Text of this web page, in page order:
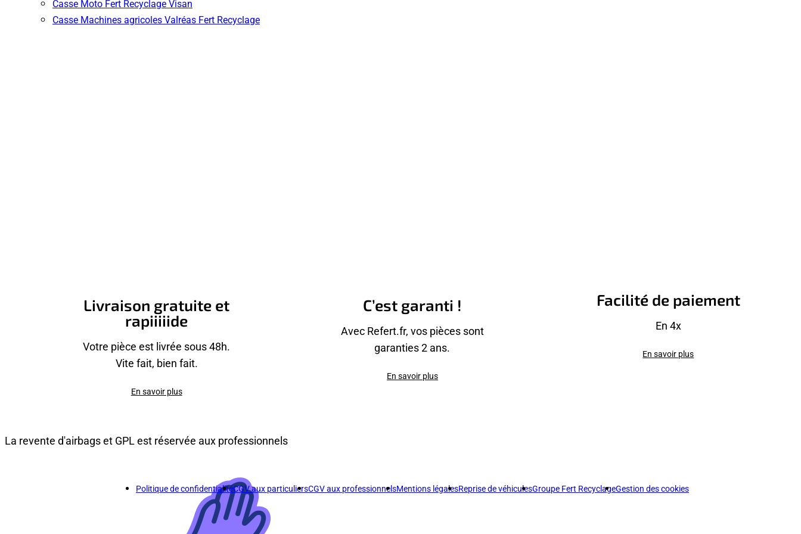
Casse Moto Fert Recyclage Visan
Casse Machines agricoles Valréas Fert Recyclage
Livraison gratuite et
rapiiiiide
Votre pièce est livrée sous 48h.
Vite fait, bien fait.
En savoir plus
C’est garanti !
Avec Refert.fr, vos pièces sont
garanties 2 ans.
En savoir plus
Facilité de paiement
En 4x
En savoir plus
La revente d'airbags et GPL est réservée aux professionnels
Politique de confidentialitéCGV aux particuliersCGV aux professionnelsMentions légalesReprise de véhiculesGroupe Fert RecyclageGestion des cookies